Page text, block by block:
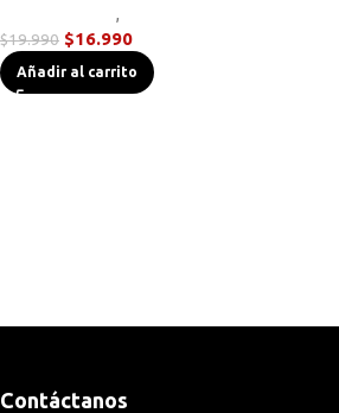
,
$19.990 $16.990
Añadir al carrito
Contáctanos